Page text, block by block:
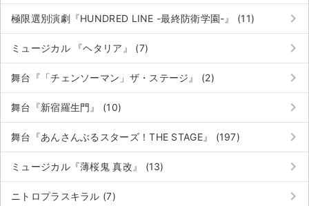
極限選別演劇『HUNDRED LINE -最終防衛学園-』 (11) keyboard_arrow_right
ミュージカル 『ヘタリア』 (7) keyboard_arrow_right
舞台『「チェンソーマン」ザ・ステージ』 (2) keyboard_arrow_right
舞台『新宿羅生門』 (10) keyboard_arrow_right
舞台『あんさんぶるスターズ！THE STAGE』 (197) keyboard_arrow_right
ミュージカル『薄桜鬼 真改』 (13) keyboard_arrow_right
ニトロプラスキラル (7) keyboard_arrow_right